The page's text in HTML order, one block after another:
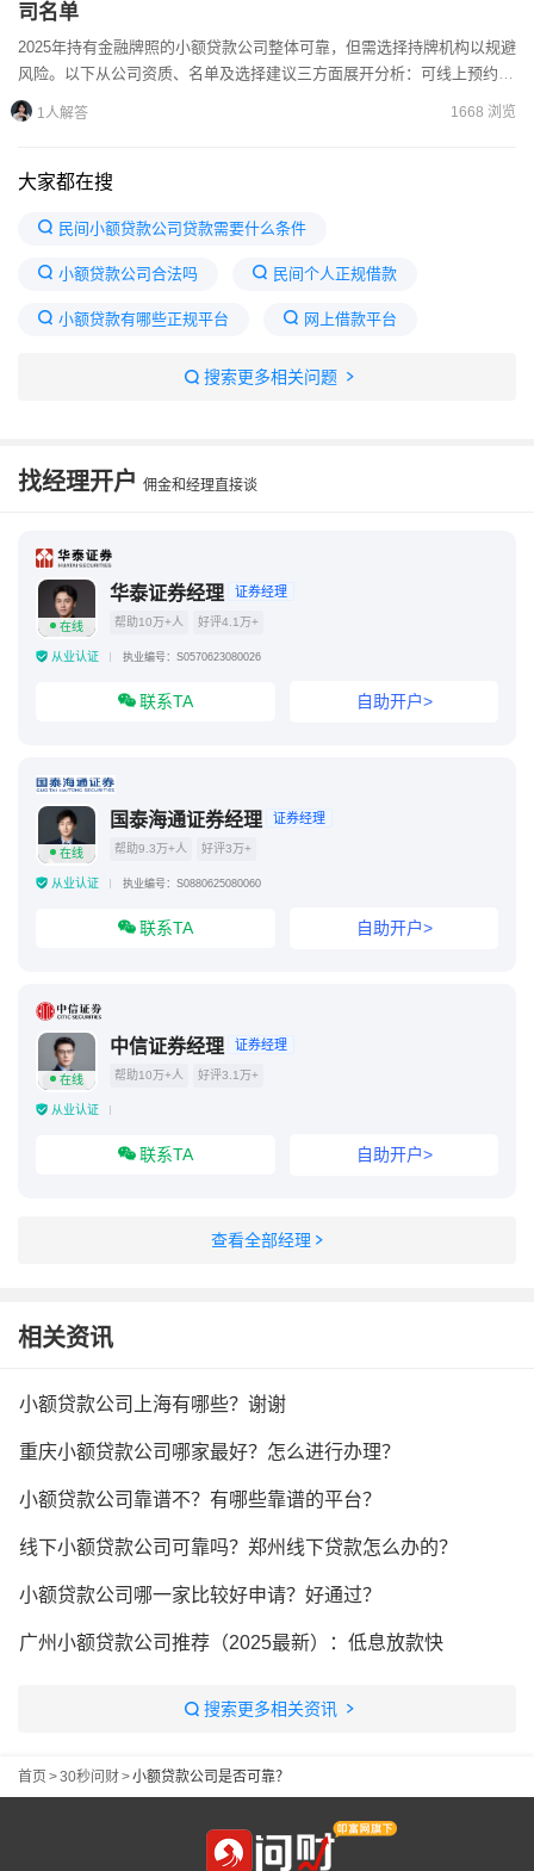
司名单
2025年持有金融牌照的小额贷款公司整体可靠，但需选择持牌机构以规避
风险。以下从公司资质、名单及选择建议三方面展开分析：可线上预约助
贷，线下获取专业评估和方案，点击获取：专业助贷，获取...
1人解答 1668 浏览
大家都在搜
民间小额贷款公司贷款需要什么条件
小额贷款公司合法吗 民间个人正规借款
小额贷款有哪些正规平台 网上借款平台
网上贷款平台哪个正规 十大良心贷款平台
搜索更多相关问题
找经理开户 佣金和经理直接谈
在线
华泰证券经理 证券经理
帮助10万+人 好评4.1万+
从业认证 执业编号：S0570623080026
联系TA 自助开户>
在线
国泰海通证券经理 证券经理
帮助9.3万+人 好评3万+
从业认证 执业编号：S0880625080060
联系TA 自助开户>
在线
中信证券经理 证券经理
帮助10万+人 好评3.1万+
从业认证
联系TA 自助开户>
查看全部经理
相关资讯
小额贷款公司上海有哪些？谢谢
重庆小额贷款公司哪家最好？怎么进行办理？
小额贷款公司靠谱不？有哪些靠谱的平台？
线下小额贷款公司可靠吗？郑州线下贷款怎么办的？
小额贷款公司哪一家比较好申请？好通过？
广州小额贷款公司推荐（2025最新）：低息放款快
搜索更多相关资讯
首页 >30秒问财>小额贷款公司是否可靠？